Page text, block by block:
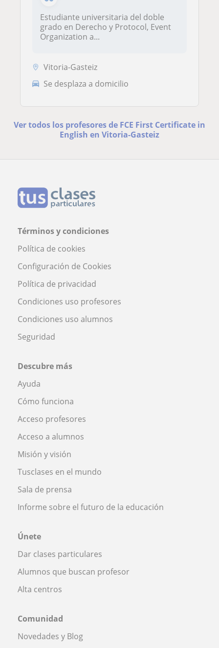
Estudiante universitaria del doble
grado en Derecho y Protocol, Event
Organization a...
Vitoria-Gasteiz
Se desplaza a domicilio
Ver todos los profesores de FCE First Certificate in
English en Vitoria-Gasteiz
Términos y condiciones
Política de cookies
Configuración de Cookies
Política de privacidad
Condiciones uso profesores
Condiciones uso alumnos
Seguridad
Descubre más
Ayuda
Cómo funciona
Acceso profesores
Acceso a alumnos
Misión y visión
Tusclases en el mundo
Sala de prensa
Informe sobre el futuro de la educación
Únete
Dar clases particulares
Alumnos que buscan profesor
Alta centros
Comunidad
Novedades y Blog